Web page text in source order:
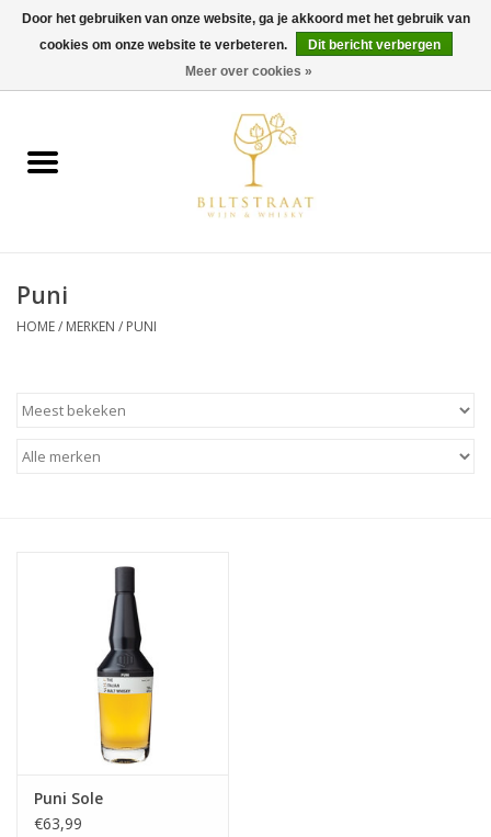
0 Artikelen - €0,00
Wijn
Gin & Tonic
Gedestilleerd
Relatiegeschenken
Puni
HOME/ MERKEN / PUNI
Puni Sole
€63,99
Door het gebruiken van onze website, ga je akkoord met het gebruik van
cookies om onze website te verbeteren.
Dit bericht verbergen
Meer over cookies »